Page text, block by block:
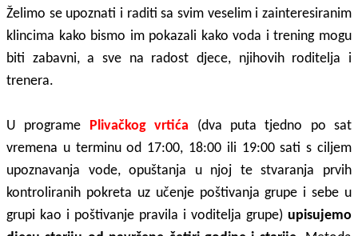
Želimo se upoznati i raditi sa svim veselim i zainteresiranim
klincima kako bismo im pokazali kako voda i trening mogu
biti zabavni, a sve na radost djece, njihovih roditelja i
trenera.
U programe Plivačkog vrtića
(dva puta tjedno po sat
vremena u terminu od 17:00, 18:00 ili 19:00 sati s ciljem
upoznavanja vode, opuštanja u njoj te stvaranja prvih
kontroliranih pokreta uz učenje poštivanja grupe i sebe u
grupi kao i poštivanje pravila i voditelja grupe) upisujemo